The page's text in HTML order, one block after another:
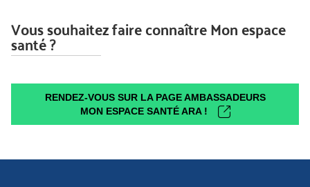
Vous souhaitez faire connaître Mon espace
santé ?
RENDEZ-VOUS SUR LA PAGE AMBASSADEURS
MON ESPACE SANTÉ ARA !